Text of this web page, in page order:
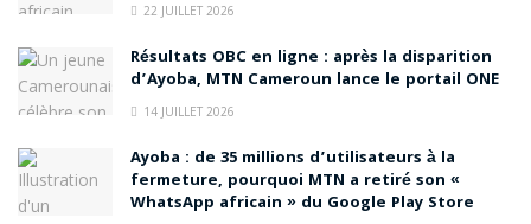
22 JUILLET 2026
Résultats OBC en ligne : après la disparition
d’Ayoba, MTN Cameroun lance le portail ONE
14 JUILLET 2026
Ayoba : de 35 millions d’utilisateurs à la
fermeture, pourquoi MTN a retiré son «
WhatsApp africain » du Google Play Store